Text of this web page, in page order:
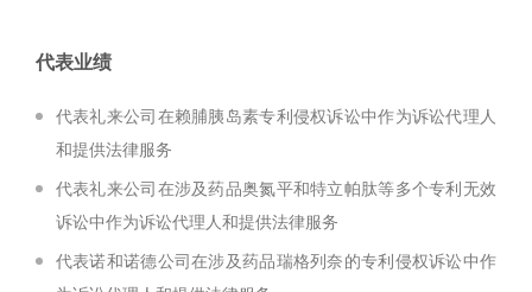
代表业绩
代表礼来公司在赖脯胰岛素专利侵权诉讼中作为诉讼代理人
和提供法律服务
代表礼来公司在涉及药品奥氮平和特立帕肽等多个专利无效
诉讼中作为诉讼代理人和提供法律服务
代表诺和诺德公司在涉及药品瑞格列奈的专利侵权诉讼中作